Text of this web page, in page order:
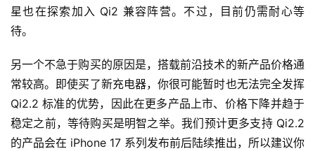
星也在探索加入 Qi2 兼容阵营。不过，目前仍需耐心等
待。
另一个不急于购买的原因是，搭载前沿技术的新产品价格通
常较高。即使买了新充电器，你很可能暂时也无法完全发挥
Qi2.2 标准的优势，因此在更多产品上市、价格下降并趋于
稳定之前，等待购买是明智之举。我们预计更多支持 Qi2.2
的产品会在 iPhone 17 系列发布前后陆续推出，所以建议你